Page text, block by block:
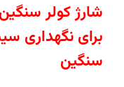
شارژ کولر
برای نگهداری
سنگین